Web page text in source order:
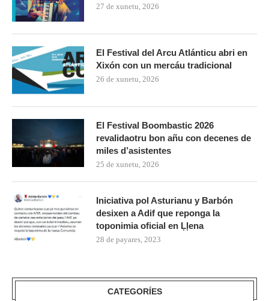
27 de xunetu, 2026
El Festival del Arcu Atlánticu abri en
Xixón con un mercáu tradicional
26 de xunetu, 2026
El Festival Boombastic 2026
revalidaotru bon añu con decenes de
miles d’asistentes
25 de xunetu, 2026
Iniciativa pol Asturianu y Barbón
desixen a Adif que reponga la
toponimia oficial en Ḷḷena
28 de payares, 2023
CATEGORÍES